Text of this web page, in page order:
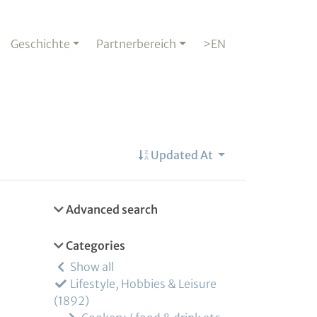
Geschichte Partnerbereich >EN
Updated At
Advanced search
Categories
Show all
Lifestyle, Hobbies & Leisure
1892